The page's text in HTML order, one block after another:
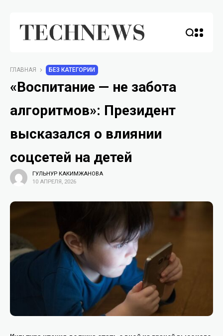
ГЛАВНАЯ БЕЗ КАТЕГОРИИ
«Воспитание — не забота
алгоритмов»: Президент
высказался о влиянии
соцсетей на детей
ГУЛЬНУР КАКИМЖАНОВА
10 АПРЕЛЯ, 2026